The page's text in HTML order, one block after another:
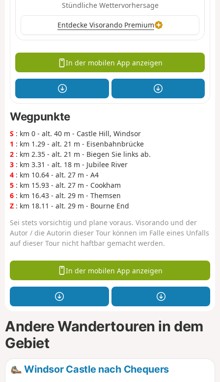
Stündliche Wettervorhersage
Entdecke Visorando Premium
In der mobilen App anzeigen
Wegpunkte
S : km 0 - alt. 40 m - Castle Hill, Windsor
1 : km 1.29 - alt. 21 m - Eisenbahnbrücke
2 : km 2.35 - alt. 21 m - Biegen Sie links ab.
3 : km 3.31 - alt. 18 m - Jubilee River
4 : km 10.64 - alt. 27 m - A4
5 : km 15.93 - alt. 27 m - Cookham
6 : km 16.43 - alt. 29 m - Themsen
Z : km 18.11 - alt. 29 m - Bourne End
Sei stets vorsichtig und plane voraus. Visorando und der
Autor / die Autorin dieser Tour können im Falle eines Unfalls
auf dieser Tour nicht haftbar gemacht werden.
In der mobilen App anzeigen
Andere Wandertouren in dem
Gebiet
Windsor Castle nach Chequers